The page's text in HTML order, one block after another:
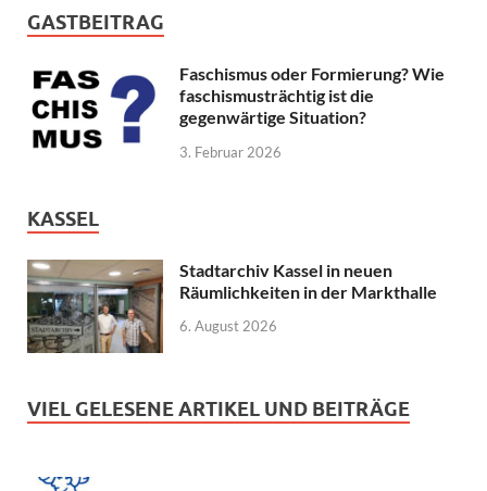
GASTBEITRAG
Faschismus oder Formierung? Wie
faschismusträchtig ist die
gegenwärtige Situation?
3. Februar 2026
KASSEL
Stadtarchiv Kassel in neuen
Räumlichkeiten in der Markthalle
6. August 2026
VIEL GELESENE ARTIKEL UND BEITRÄGE